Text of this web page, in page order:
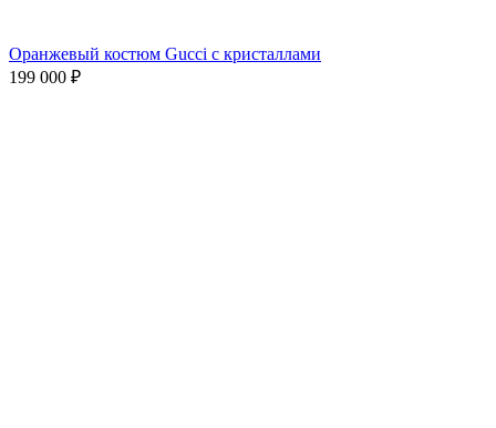
Оранжевый костюм Gucci с кристаллами
199 000 ₽